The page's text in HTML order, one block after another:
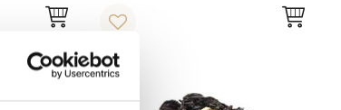
Lägg till i favoriter